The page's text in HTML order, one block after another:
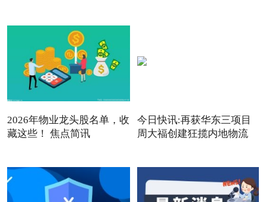
2026年物业龙头股名单，收
藏这些！ 焦点简讯
今日快讯:再获华东三项目
周大福创建狂揽内地物流